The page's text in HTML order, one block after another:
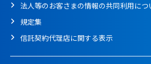
法人等のお客さまの情報の共同利用につ
規定集
信託契約代理店に関する表示